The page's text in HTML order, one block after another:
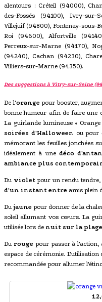
alentours : Créteil (94000),
des-Fossés (94100), Ivry-sur-
Villejuif (94800), Fontenay-sous-
Roi (94600), Alfortville
Perreux-sur-Marne (94170),
(94240), Cachan (94230),
Villiers-sur-Marne (94350).
Des suggestions à Vitry-sur-Seine
De l'orangepour booster,
bonne humeur afin de faire une
La guirlande lumineuse «
soirées d'Halloween ou pour
mémorant les feuilles jonchées
idéalement à une déco d'antan
ambiance plus
Du violetpour un rendu tendre,
d'un instant entre amis plein
Dujaune pour donner de la
soleil allumant vos cœurs. La
utilisée lors de nuit sur la plage
Du rougepour passer à l'action,
espace de cérémonie. L'utilisation
recommandée pour allumer